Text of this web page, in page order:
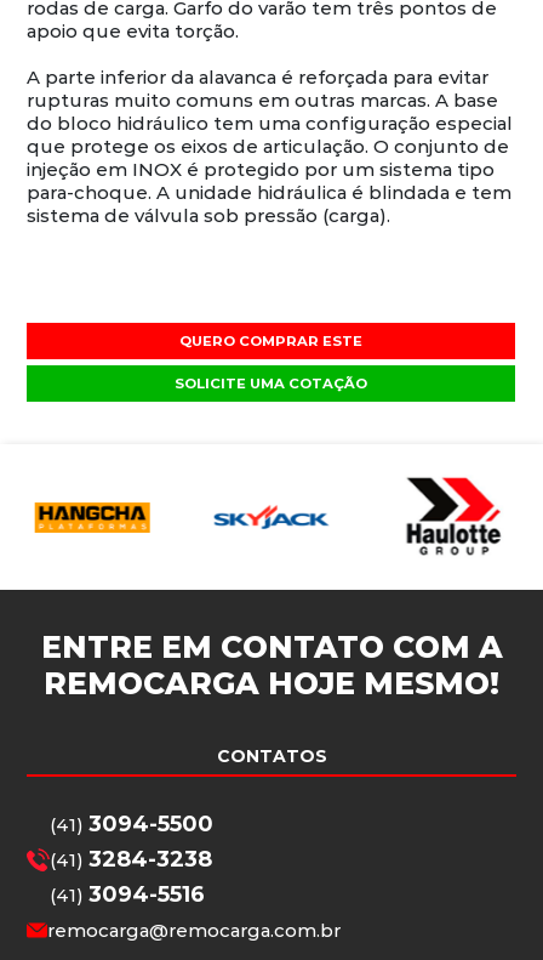
rodas de carga. Garfo do varão tem três pontos de
apoio que evita torção.
A parte inferior da alavanca é reforçada para evitar
rupturas muito comuns em outras marcas. A base
do bloco hidráulico tem uma configuração especial
que protege os eixos de articulação. O conjunto de
injeção em INOX é protegido por um sistema tipo
para-choque. A unidade hidráulica é blindada e tem
sistema de válvula sob pressão (carga).
QUERO COMPRAR ESTE
SOLICITE UMA COTAÇÃO
ENTRE EM CONTATO COM A
REMOCARGA HOJE MESMO!
CONTATOS
(41)3094-5500
(41)3284-3238
(41)3094-5516
remocarga@remocarga.com.br